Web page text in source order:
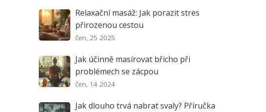
Relaxační masáž: Jak porazit stres
přirozenou cestou
čen, 25 2025
Jak účinně masírovat břicho při
problémech se zácpou
čen, 14 2024
Jak dlouho trvá nabrat svaly? Příručka